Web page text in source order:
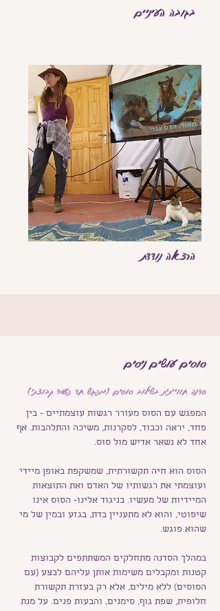
בגובה העיניים
הרצאה נודדת
סוסים עושים ניסים
סדנה חווייתית בשילוב סוסים (מפגש חד פעמי קבוצתי)
המפגש עם הסוס מעורר רגשות עוצמתיים - בין
פחד, יראה וכבוד, לסקרנות, משיכה והתלהבות. אף
אחד לא נשאר אדיש מול סוס.
הסוס הוא חיה תקשורתית, שמשקפת באופן מיידי
ועוצמתי את רגשותיו של האדם ואת התוצאות
המיידיות של מעשיו. בניגוד אלינו- הסוס אינו
שיפוטי, והוא לא מתעניין בדת, בגזע ובמין של מי
שהוא פוגש.
במהלך הסדנה מתחלקים המשתתפים לקבוצות
קטנות ומקבלים משימות אותן עליהם לבצע (עם
הסוסים) ללא מילים, אלא רק בעזרת תקשורת
חלופית, שפת גוף, סימנים, והבעות פנים. על מנת